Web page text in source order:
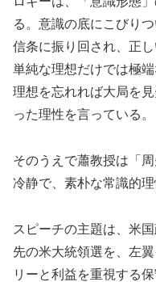
る。意識の底にこびり
信条に振り回され、正
単純な理想だけでは極
理想を忘れれば大局を
った理性を言っている。
そのうえで蕭教授は「
冷静で、素朴な常識的理
スピーチの主題は、米
先の米大統領選を、左
リーと利益を重視する